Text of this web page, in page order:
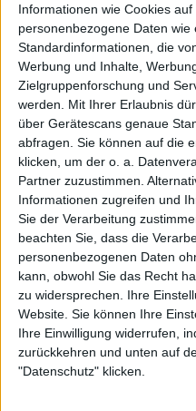
Informationen wie Cookies
personenbezogene Daten
Standardinformationen, die
Werbung und Inhalte,
Zielgruppenforschung und
werden.
Mit Ihrer Erlaubnis
über Gerätescans genaue
abfragen. Sie können auf die
klicken, um der o. a.
Partner zuzustimmen.
Informationen zugreifen und
Sie der Verarbeitung
beachten Sie, dass die
personenbezogenen Daten
kann, obwohl Sie das Recht
zu widersprechen. Ihre
Website. Sie können Ihre
Ihre Einwilligung widerrufen,
zurückkehren und unten auf
"Datenschutz" klicken.
wie ein Wawrinka in
Seiten des Platzes an
10 Winner und nur ein
Beweis dafür, wie gut er
gespielt hat.